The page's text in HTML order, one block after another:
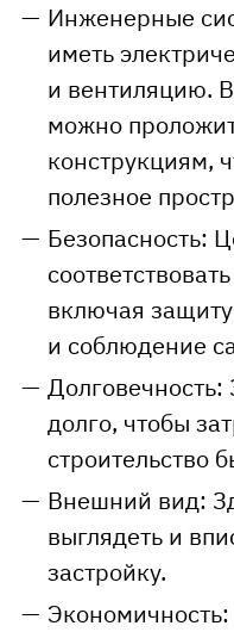
Инженерные
иметь
и вентиляцию.
можно
конструкциям,
полезное
Безопасность:
включая
и соблюдение
долго, чтобы
строительство
Внешний вид:
выглядеть и
застройку.